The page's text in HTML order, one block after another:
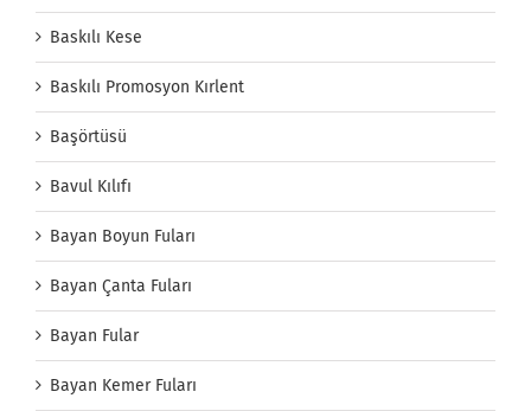
Baskılı Kese
Baskılı Promosyon Kırlent
Başörtüsü
Bavul Kılıfı
Bayan Boyun Fuları
Bayan Çanta Fuları
Bayan Fular
Bayan Kemer Fuları